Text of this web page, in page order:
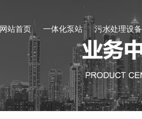
网站首页 一体化泵站 污水处理设备